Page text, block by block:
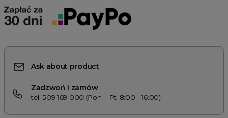
Ask about product
Zadzwoń i zamów
tel. 509 169 000 (Pon. - Pt. 8:00 - 16:00)